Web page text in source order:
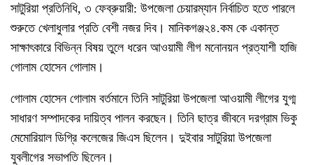
সাটুরিয়া প্রতিনিধি, ৩ ফেব্রুয়ারী: উপজেলা চেয়ারম্যান নির্বাচিত হতে পারলে
শুরুতে খেলাধুলার প্রতি বেশী নজর দিব। মানিকগঞ্জ২৪.কম কে একান্ত
সাক্ষাৎকারে বিভিন্ন বিষয় তুলে ধরেন আওয়ামী লীগ মনোনয়ন প্রত্যাশী হাজি
গোলাম হোসেন গোলাম।
গোলাম হোসেন গোলাম বর্তমানে তিনি সাটুরিয়া উপজেলা আওয়ামী লীগের যুগ্ম
সাধারণ সম্পাদকের দায়িত্ব পালন করছেন। তিনি ছাত্র জীবনে দরগ্রাম ভিকু
মেমোরিয়াল ডিগ্রি কলেজের জিএস ছিলেন। দুইবার সাটুরিয়া উপজেলা
যুবলীগের সভাপতি ছিলেন।